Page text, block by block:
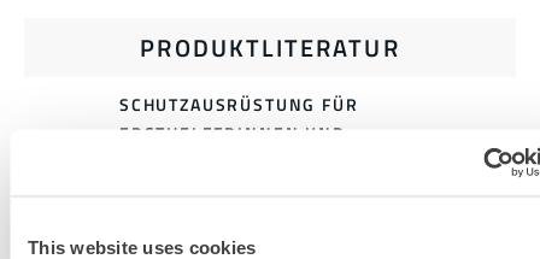
This website uses cookies
PRODUKTLITERATUR
SCHUTZAUSRÜSTUNG FÜR
ERSTHELFERINNEN UND
CERTIFIED NEUE